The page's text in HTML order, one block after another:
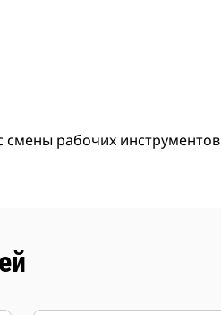
смены рабочих инструментов